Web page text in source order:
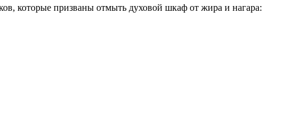
которые призваны отмыть духовой шкаф от жира и нагара: